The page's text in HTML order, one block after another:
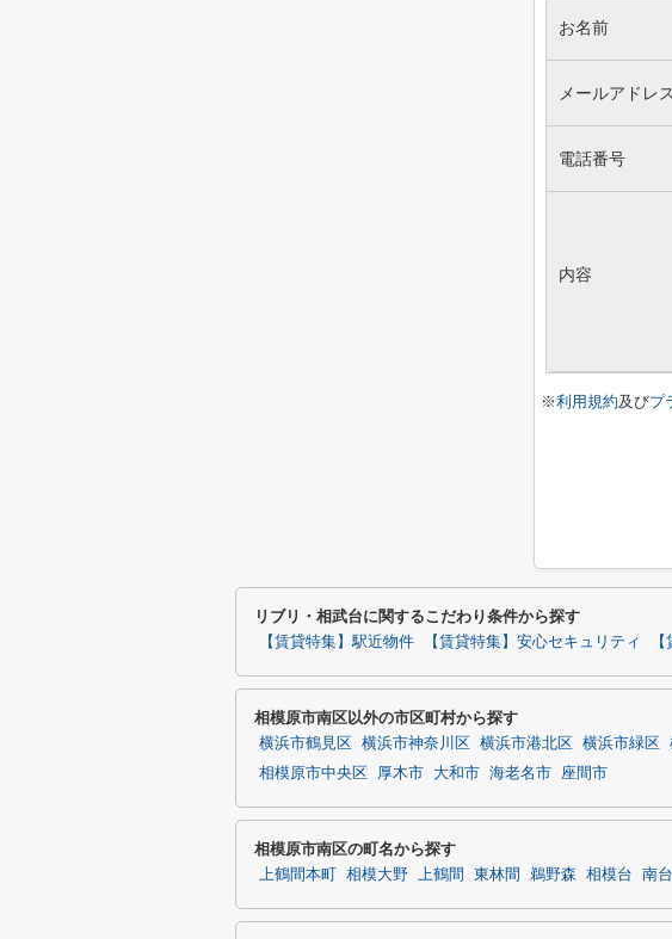
お名前
メールアドレス
電話番号
内容
※利用規約及びプ
リブリ・相武台に関するこだわり条件から探す
【賃貸特集】駅近物件 【賃貸特集】安心セキュリティ
相模原市南区以外の市区町村から探す
横浜市鶴見区 横浜市神奈川区 横浜市港北区 横浜市緑区
相模原市中央区
厚木市 大和市 海老名市 座間市
相模原市南区の町名から探す
上鶴間本町 相模大野 上鶴間 東林間 鵜野森 相模台 南台